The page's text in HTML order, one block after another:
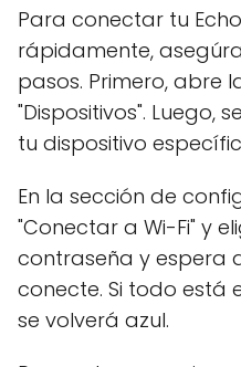
Para conectar tu
rápidamente,
pasos. Primero, abre
"Dispositivos". Luego,
tu dispositivo
En la sección de
"Conectar a Wi-Fi" y
contraseña y espera
conecte. Si todo está
se volverá azul.